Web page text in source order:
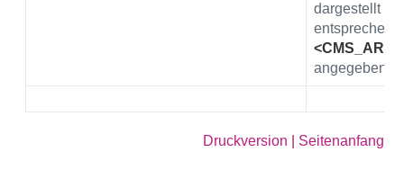
dargestellt
angegeben.
Druckversion Seitenanfang